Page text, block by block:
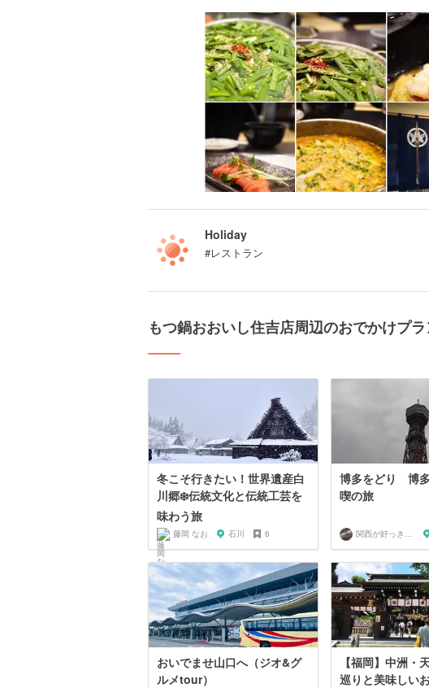
Holiday
#レストラン
もつ鍋おおいし住吉店周辺のおでかけプ
冬こそ行きたい！世界遺産白
川郷❄️伝統文化と伝統工芸を
味わう旅
藤岡 なお 石川 6
博多をどり 博
喫の旅
関西が好っきゃねん
おいでませ山口へ（ジオ&グ
ルメtour）
【福岡】中洲・
巡りと美味しい